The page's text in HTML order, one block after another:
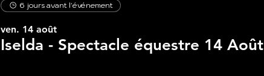
6 jours avant l'événement
ven. 14 août
Iselda - Spectacle équestre 14 Août